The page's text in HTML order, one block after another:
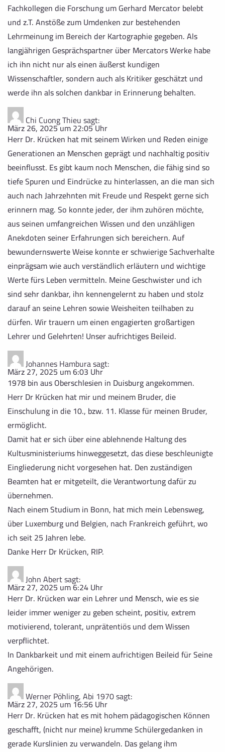
Fachkollegen die Forschung um Gerhard Mercator belebt
und z.T. Anstöße zum Umdenken zur bestehenden
Lehrmeinung im Bereich der Kartographie gegeben. Als
langjährigen Gesprächspartner über Mercators Werke habe
ich ihn nicht nur als einen äußerst kundigen
Wissenschaftler, sondern auch als Kritiker geschätzt und
werde ihn als solchen dankbar in Erinnerung behalten.
Chi Cuong Thieusagt:
März 26, 2025 um 22:05 Uhr
Herr Dr. Krücken hat mit seinem Wirken und Reden einige
Generationen an Menschen geprägt und nachhaltig positiv
beeinflusst. Es gibt kaum noch Menschen, die fähig sind so
tiefe Spuren und Eindrücke zu hinterlassen, an die man sich
auch nach Jahrzehnten mit Freude und Respekt gerne sich
erinnern mag. So konnte jeder, der ihm zuhören möchte,
aus seinen umfangreichen Wissen und den unzähligen
Anekdoten seiner Erfahrungen sich bereichern. Auf
bewundernswerte Weise konnte er schwierige Sachverhalte
einprägsam wie auch verständlich erläutern und wichtige
Werte fürs Leben vermitteln. Meine Geschwister und ich
sind sehr dankbar, ihn kennengelernt zu haben und stolz
darauf an seine Lehren sowie Weisheiten teilhaben zu
dürfen. Wir trauern um einen engagierten großartigen
Lehrer und Gelehrten! Unser aufrichtiges Beileid.
Johannes Hamburasagt:
März 27, 2025 um 6:03 Uhr
1978 bin aus Oberschlesien in Duisburg angekommen.
Herr Dr Krücken hat mir und meinem Bruder, die
Einschulung in die 10., bzw. 11. Klasse für meinen Bruder,
ermöglicht.
Damit hat er sich über eine ablehnende Haltung des
Kultusministeriums hinweggesetzt, das diese beschleunigte
Eingliederung nicht vorgesehen hat. Den zuständigen
Beamten hat er mitgeteilt, die Verantwortung dafür zu
übernehmen.
Nach einem Studium in Bonn, hat mich mein Lebensweg,
über Luxemburg und Belgien, nach Frankreich geführt, wo
ich seit 25 Jahren lebe.
Danke Herr Dr Krücken, RIP.
John Abertsagt:
März 27, 2025 um 6:24 Uhr
Herr Dr. Krücken war ein Lehrer und Mensch, wie es sie
leider immer weniger zu geben scheint, positiv, extrem
motivierend, tolerant, unprätentiös und dem Wissen
verpflichtet.
In Dankbarkeit und mit einem aufrichtigen Beileid für Seine
Angehörigen.
Werner Pöhling, Abi 1970sagt:
März 27, 2025 um 16:56 Uhr
Herr Dr. Krücken hat es mit hohem pädagogischen Können
geschafft, (nicht nur meine) krumme Schülergedanken in
gerade Kurslinien zu verwandeln. Das gelang ihm